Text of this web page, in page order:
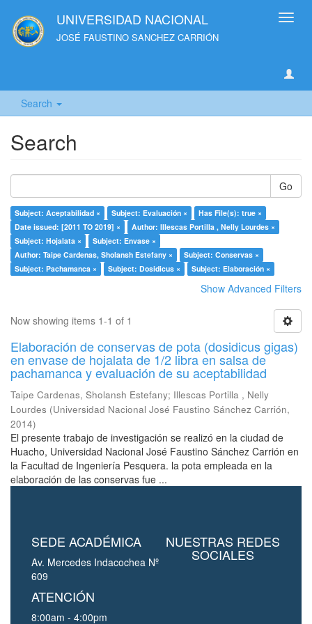
UNIVERSIDAD NACIONAL
JOSÉ FAUSTINO SANCHEZ CARRIÓN
Search
Search
Go
Subject: Aceptabilidad × Subject: Evaluación ×
Has File(s): true ×
Date issued: [2011 TO 2019] ×
Author: Illescas Portilla , Nelly Lourdes ×
Subject: Hojalata ×
Subject: Envase ×
Author: Taipe Cardenas, Sholansh Estefany ×
Subject: Conservas ×
Subject: Pachamanca ×
Subject: Dosidicus × Subject: Elaboración ×
Show Advanced Filters
Now showing items 1-1 of 1
Elaboración de conservas de pota (dosidicus gigas)
en envase de hojalata de 1/2 libra en salsa de
pachamanca y evaluación de su aceptabilidad
Taipe Cardenas, Sholansh Estefany; Illescas Portilla , Nelly
Lourdes (Universidad Nacional José Faustino Sánchez Carrión,
2014)
El presente trabajo de investigación se realizó en la ciudad de
Huacho, Universidad Nacional José Faustino Sánchez Carrión en
la Facultad de Ingeniería Pesquera. la pota empleada en la
elaboración de las conservas fue ...
SEDE ACADÉMICA
Av. Mercedes Indacochea Nº
609
ATENCIÓN
8:00am - 4:00pm
NUESTRAS REDES
SOCIALES